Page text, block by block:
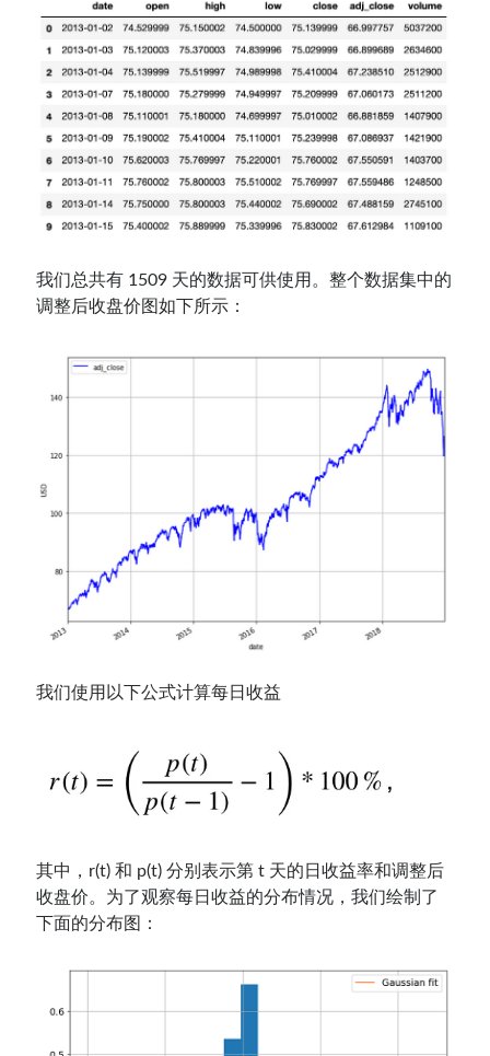
我们总共有 1509 天的数据可供使用。整个数据集中的
调整后收盘价图如下所示：
我们使用以下公式计算每日收益
其中，r(t) 和 p(t) 分别表示第 t 天的日收益率和调整后
收盘价。为了观察每日收益的分布情况，我们绘制了
下面的分布图：